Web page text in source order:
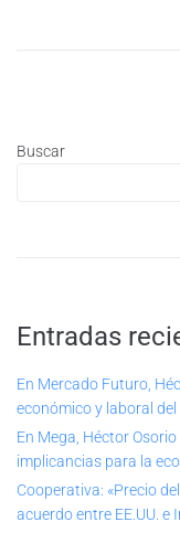
Buscar
Entradas
En Mercado Futuro,
económico y laboral del
En Mega, Héctor
implicancias para la
Cooperativa: «Precio
acuerdo entre EE.UU. e